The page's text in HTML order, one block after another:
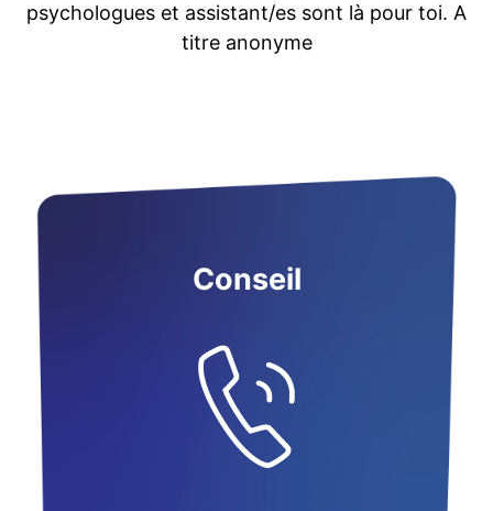
psychologues et assistant/es sont là pour toi. A
titre anonyme
Conseil